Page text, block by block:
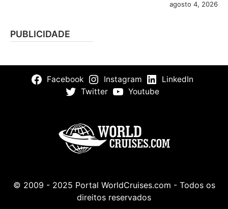
agosto 4, 2026
PUBLICIDADE
Facebook Instagram
LinkedIn
Twitter
Youtube
© 2009 - 2025 Portal WorldCruises.com - Todos os
direitos reservados